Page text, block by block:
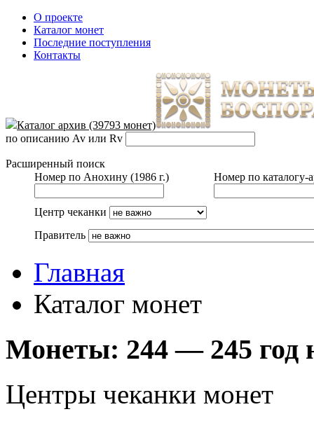
О проекте
Каталог монет
Последние поступления
Контакты
Каталог архив (39793 монет)
по описанию Av или Rv
Расширенный поиск
Номер по Анохину (1986 г.)
Номер по каталогу-
Центр чеканки
Правитель
Главная
Каталог монет
Монеты: 244 — 245 год
Центры чеканки монет